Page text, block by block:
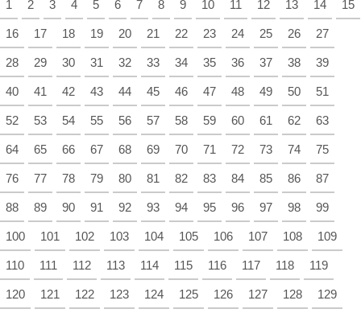
1 2 3 4 5 6 7 8 9 10 11 12 13 14 15
16 17 18 19 20 21 22 23 24 25 26 27
28 29 30 31 32 33 34 35 36 37 38 39
40 41 42 43 44 45 46 47 48 49 50 51
52 53 54 55 56 57 58 59 60 61 62 63
64 65 66 67 68 69 70 71 72 73 74 75
76 77 78 79 80 81 82 83 84 85 86 87
88 89 90 91 92 93 94 95 96 97 98 99
100 101 102 103 104 105 106 107 108 109
110 111 112 113 114 115 116 117 118 119
120 121 122 123 124 125 126 127 128 129